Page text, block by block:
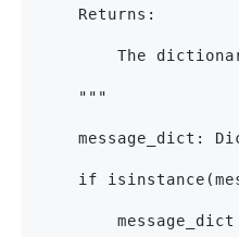
    Returns:
The
    """
message_dict:
if